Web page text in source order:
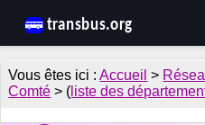
Accueil >
Comté > ( liste des